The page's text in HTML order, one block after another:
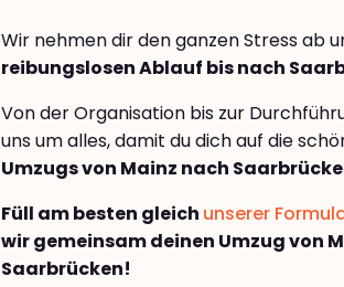
Wir nehmen dir den ganzen Stress ab
reibungslosen Ablauf bis nach
Von der Organisation bis zur
uns um alles, damit du dich auf die
Umzugs von Mainz nach
Füll am besten gleich unserer
wir gemeinsam deinen Umzug von
Saarbrücken!